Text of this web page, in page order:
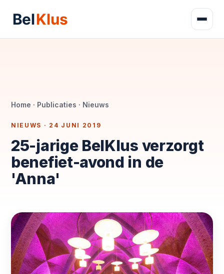
Home · Publicaties · Nieuws
NIEUWS · 24 JUNI 2019
25-jarige BelKlus verzorgt
benefiet-avond in de
'Anna'